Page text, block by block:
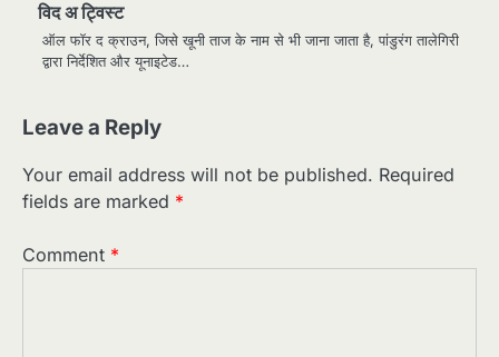
विद अ ट्विस्ट
ऑल फॉर द क्राउन, जिसे खूनी ताज के नाम से भी जाना जाता है, पांडुरंग तालेगिरी
द्वारा निर्देशित और यूनाइटेड…
Leave a Reply
Your email address will not be published. Required
fields are marked *
Comment *